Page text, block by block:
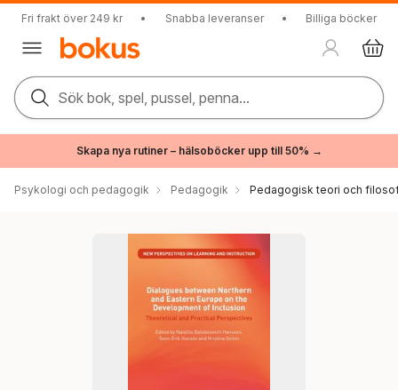
Fri frakt över 249 kr • Snabba leveranser • Billiga böcker
Sök bok, spel, pussel, penna...
Skapa nya rutiner – hälsoböcker upp till 50% →
Psykologi och pedagogik Pedagogik Pedagogisk teori och